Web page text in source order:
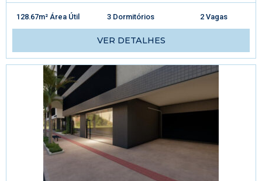
128.67m² Área Útil 3 Dormitórios 2 Vagas
VER DETALHES